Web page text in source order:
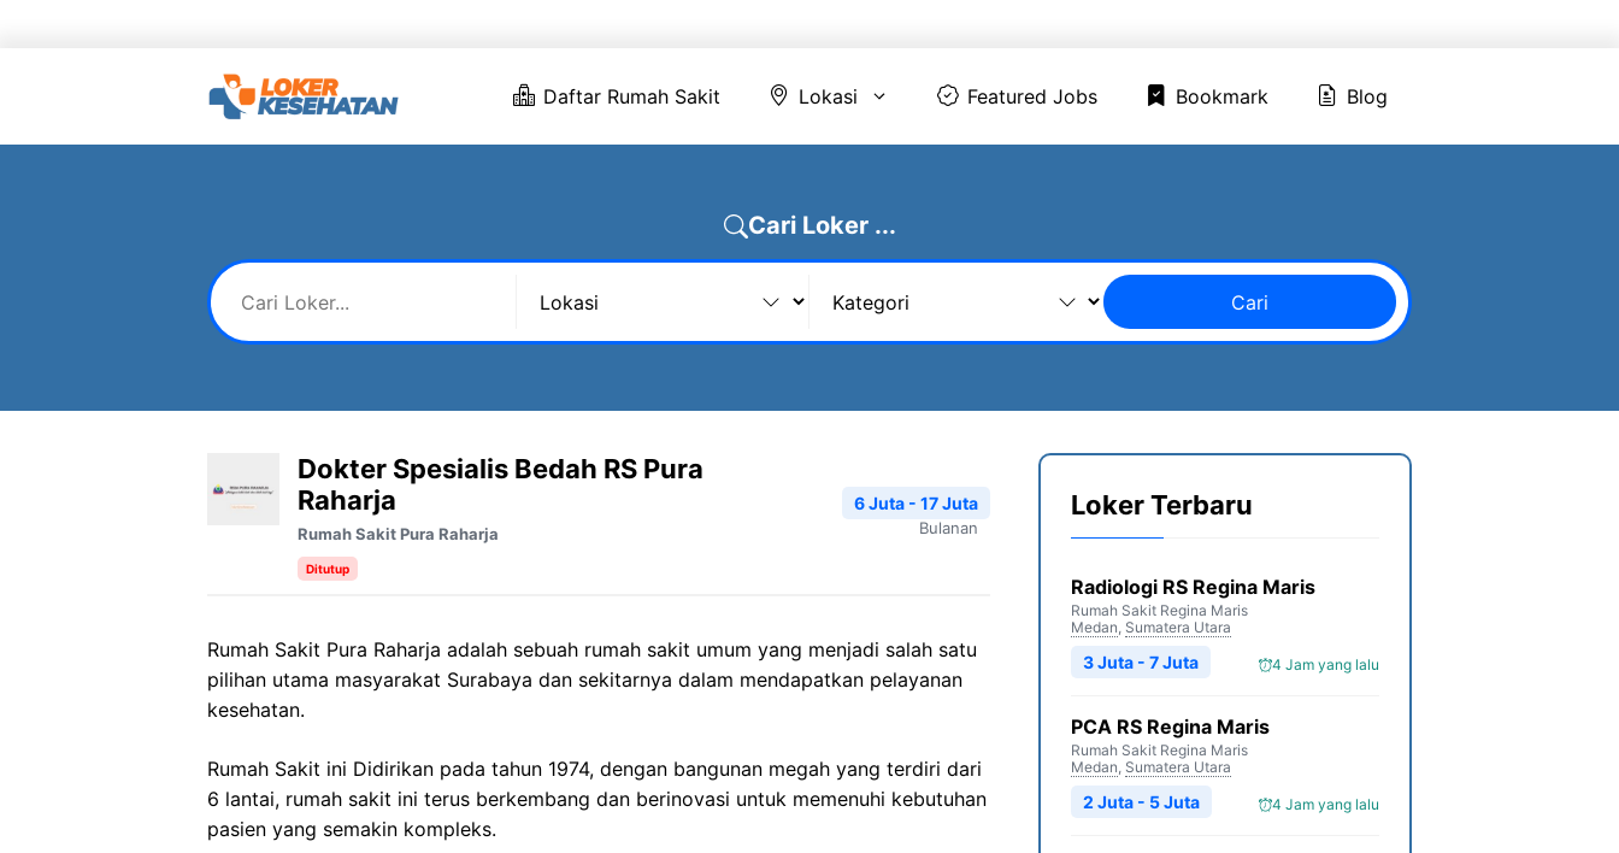
Daftar Rumah Sakit Lokasi Featured Jobs Bookmark Blog
Cari Loker ...
Cari
Dokter Spesialis Bedah RS Pura
Raharja
Rumah Sakit Pura Raharja
Ditutup
6 Juta - 17 Juta
Bulanan
Rumah Sakit Pura Raharja adalah sebuah rumah sakit umum yang menjadi salah satu
pilihan utama masyarakat Surabaya dan sekitarnya dalam mendapatkan pelayanan
kesehatan.
Rumah Sakit ini Didirikan pada tahun 1974, dengan bangunan megah yang terdiri dari
6 lantai, rumah sakit ini terus berkembang dan berinovasi untuk memenuhi kebutuhan
pasien yang semakin kompleks.
Loker Terbaru
Radiologi RS Regina Maris
Rumah Sakit Regina Maris
Medan, Sumatera Utara
4 Jam yang lalu
3 Juta - 7 Juta
PCA RS Regina Maris
Rumah Sakit Regina Maris
Medan, Sumatera Utara
4 Jam yang lalu
2 Juta - 5 Juta